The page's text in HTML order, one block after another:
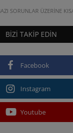
SORUNLAR ÜZERİNE
BIZI TAKIP EDIN
Facebook
Instagram
Youtube